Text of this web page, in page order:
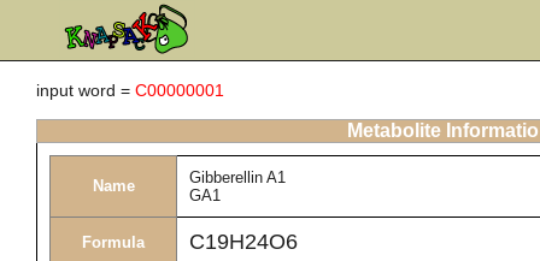
input word = C00000001
Metabolite
Name
Gibberellin A1
GA1
Formula C19H24O6